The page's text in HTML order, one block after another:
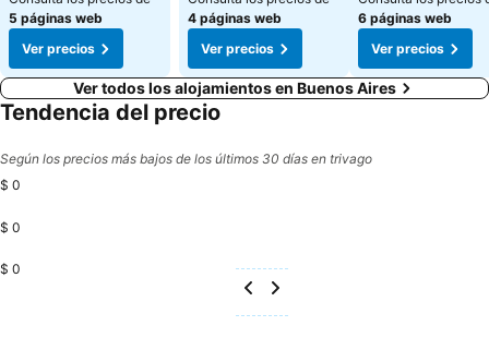
5 páginas web
Ver precios
4 páginas web
Ver precios
6 páginas web
Ver precios
Ver todos los alojamientos en Buenos Aires
Tendencia del precio
Según los precios más bajos de los últimos 30 días en trivago
$ 0
$ 0
$ 0